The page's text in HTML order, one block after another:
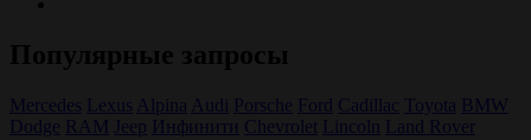
Популярные запросы
Mercedes Lexus Alpina Audi Porsche Ford Cadillac Toyota BMW
Dodge RAM Jeep Инфинити Chevrolet Lincoln
Land Rover